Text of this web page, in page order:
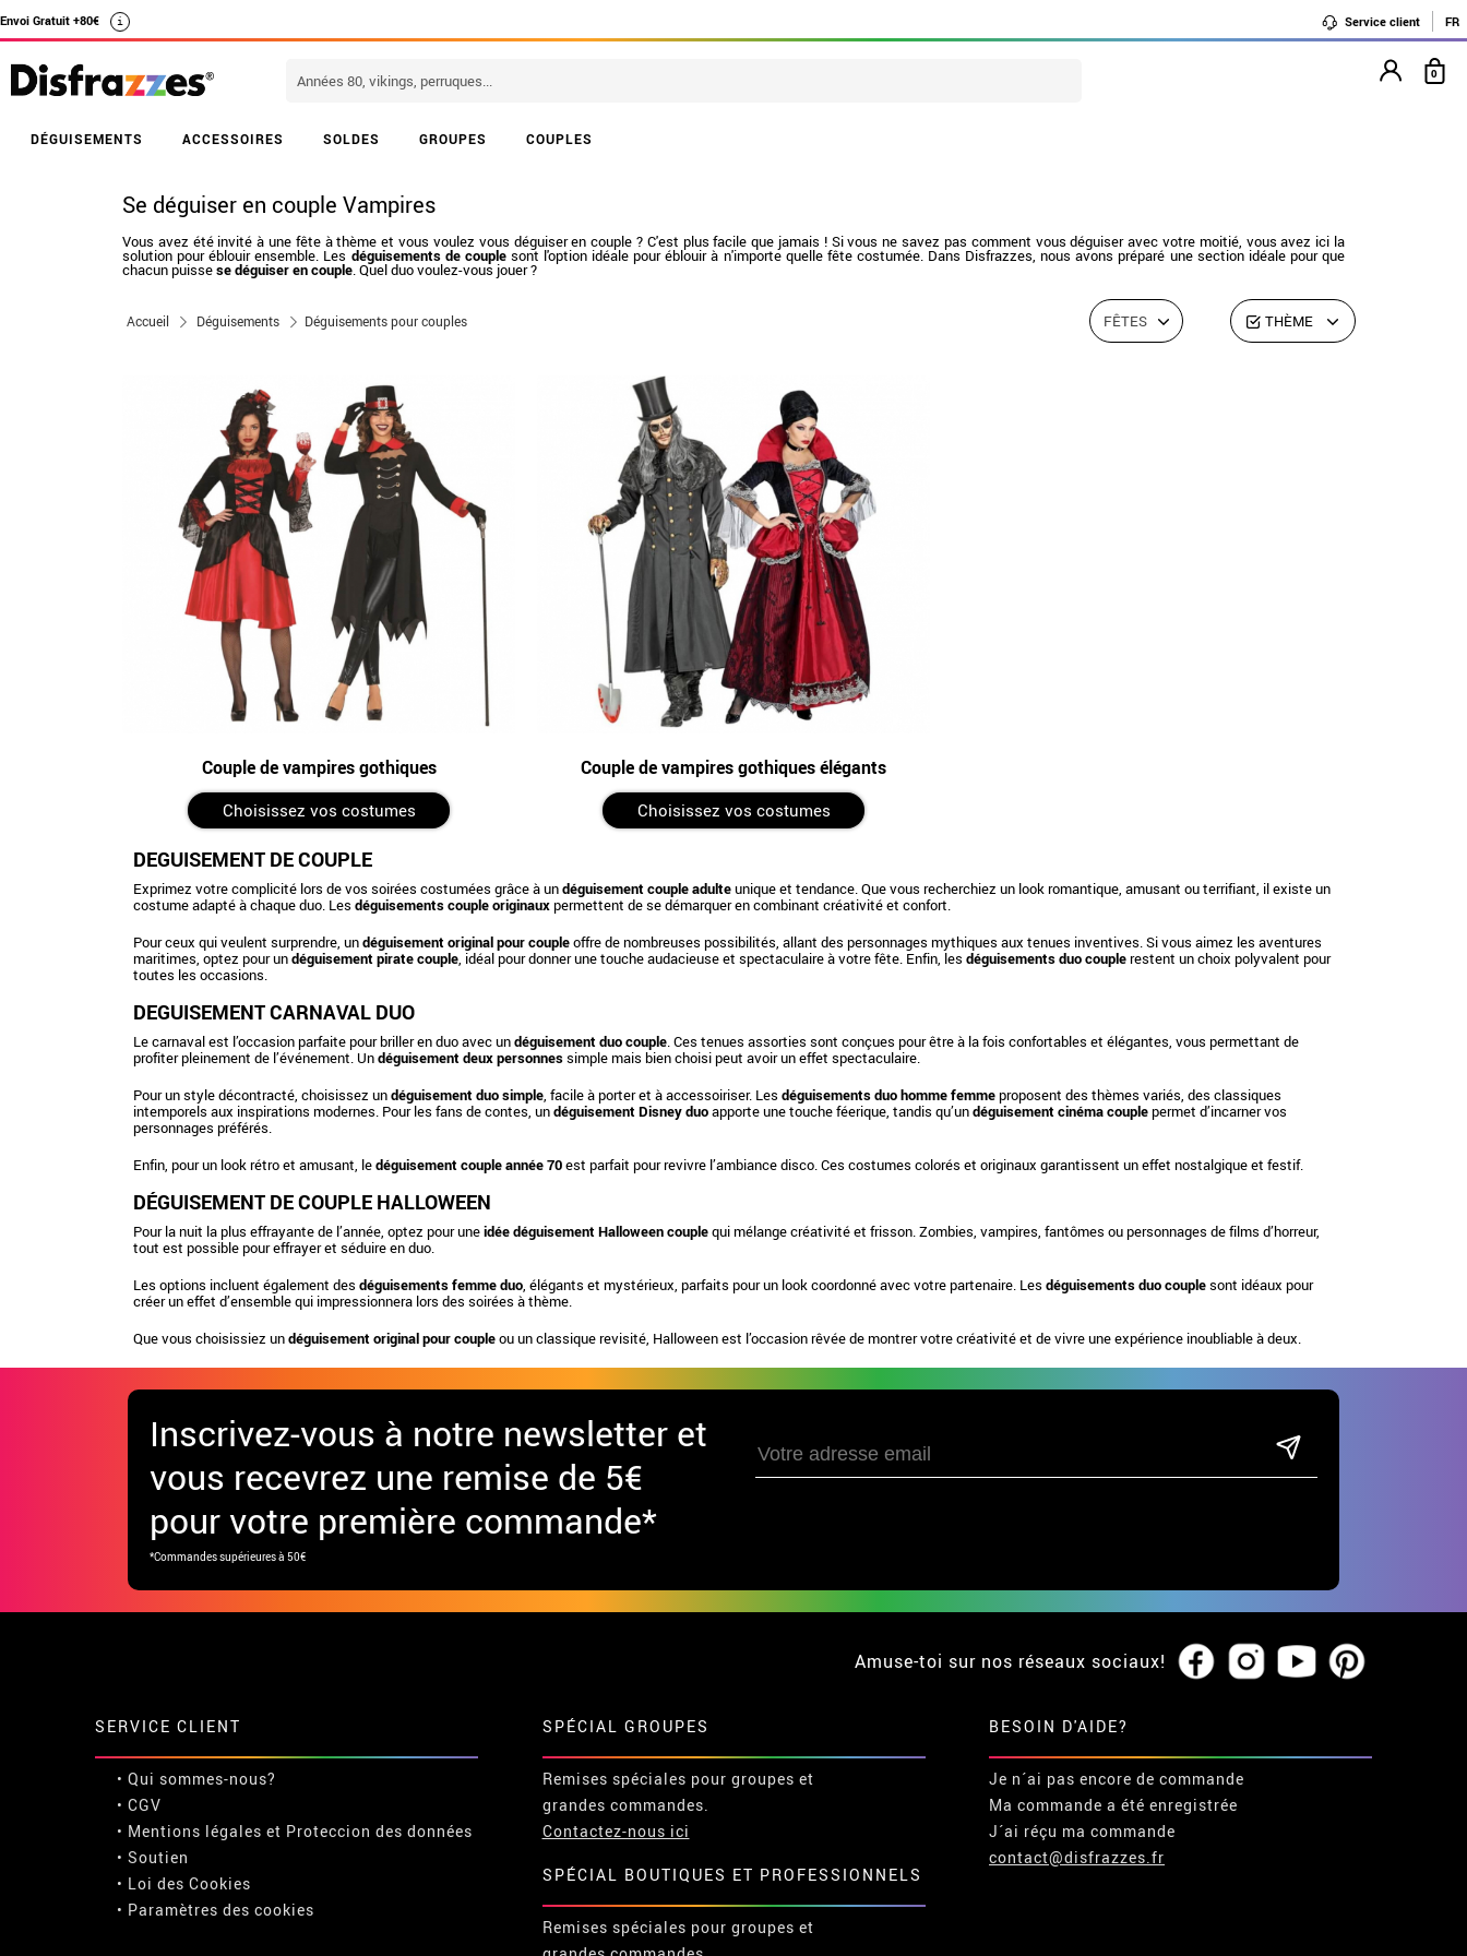
Envoi Gratuit +80€ i Service client FR
DÉGUISEMENTS ACCESSOIRES SOLDES GROUPES COUPLES
0
Se déguiser en couple Vampires
Vous avez été invité à une fête à thème et vous voulez vous déguiser en couple ? C'est plus facile que jamais ! Si vous ne savez pas comment vous déguiser avec votre moitié, vous avez ici la
solution pour éblouir ensemble. Les déguisements de couplesont l'option idéale pour éblouir à n'importe quelle fête costumée. Dans Disfrazzes, nous avons préparé une section idéale pour que
chacun puissese déguiser en couple. Quel duo voulez-vous jouer ?
Accueil Déguisements Déguisements pour couples FÊTES THÈME
Couple de vampires gothiques
Choisissez vos costumes
Couple de vampires gothiques élégants
Choisissez vos costumes
DÉGUISEMENT DE COUPLE
Exprimez votre complicité lors de vos soirées costumées grâce à undéguisement couple adulteunique et tendance. Que vous recherchiez un look romantique, amusant ou terrifiant, il existe un
costume adapté à chaque duo. Les déguisements couple originauxpermettent de se démarquer en combinant créativité et confort.
Pour ceux qui veulent surprendre, undéguisement original pour coupleoffre de nombreuses possibilités, allant des personnages mythiques aux tenues inventives. Si vous aimez les aventures
maritimes, optez pour undéguisement pirate couple , idéal pour donner une touche audacieuse et spectaculaire à votre fête. Enfin, les déguisements duo couplerestent un choix polyvalent pour
toutes les occasions.
DEGUISEMENT CARNAVAL DUO
Le carnaval est l’occasion parfaite pour briller en duo avec undéguisement duo couple . Ces tenues assorties sont conçues pour être à la fois confortables et élégantes, vous permettant de
profiter pleinement de l’événement. Undéguisement deux personnessimple mais bien choisi peut avoir un effet spectaculaire.
Pour un style décontracté, choisissez undéguisement duo simple , facile à porter et à accessoiriser. Les déguisements duo homme femmeproposent des thèmes variés, des classiques
intemporels aux inspirations modernes. Pour les fans de contes, undéguisement Disney duoapporte une touche féerique, tandis qu’undéguisement cinéma couplepermet d’incarner vos
personnages préférés.
Enfin, pour un look rétro et amusant, ledéguisement couple année 70est parfait pour revivre l’ambiance disco. Ces costumes colorés et originaux garantissent un effet nostalgique et festif.
DÉGUISEMENT DE COUPLE HALLOWEEN
Pour la nuit la plus effrayante de l’année, optez pour uneidée déguisement Halloween couplequi mélange créativité et frisson. Zombies, vampires, fantômes ou personnages de films d’horreur,
tout est possible pour effrayer et séduire en duo.
Les options incluent également des déguisements femme duo , élégants et mystérieux, parfaits pour un look coordonné avec votre partenaire. Les déguisements duo couplesont idéaux pour
créer un effet d’ensemble qui impressionnera lors des soirées à thème.
Que vous choisissiez undéguisement original pour coupleou un classique revisité, Halloween est l’occasion rêvée de montrer votre créativité et de vivre une expérience inoubliable à deux.
Inscrivez-vous à notre newsletter et
vous recevrez une remise de 5€
pour votre première commande*
*Commandes supérieures à 50€
Amuse-toi sur nos réseaux sociaux!
SERVICE CLIENT
• Qui sommes-nous?
• CGV
• Mentions légales et Proteccion des données
• Soutien
• Loi des Cookies
• Paramètres des cookies
SPÉCIAL GROUPES
Remises spéciales pour groupes et
grandes commandes.
Contactez-nous ici
SPÉCIAL BOUTIQUES ET PROFESSIONNELS
Remises spéciales pour groupes et
BESOIN D'AIDE?
Je n´ai pas encore de commande
Ma commande a été enregistrée
J´ai réçu ma commande
contact@disfrazzes.fr